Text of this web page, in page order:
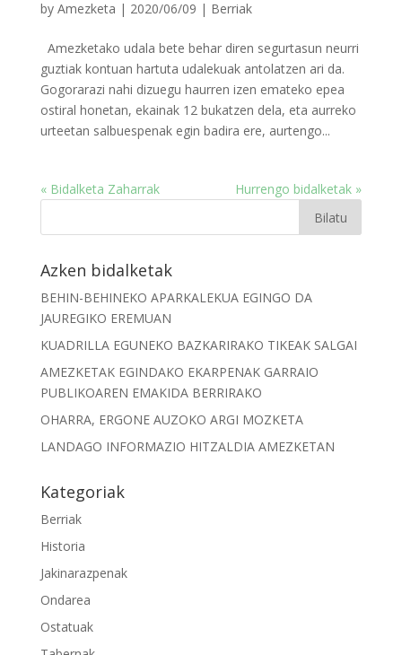
by Amezketa | 2020/06/09 | Berriak
Amezketako udala bete behar diren segurtasun neurri
guztiak kontuan hartuta udalekuak antolatzen ari da.
Gogorarazi nahi dizuegu haurren izen emateko epea
ostiral honetan, ekainak 12 bukatzen dela, eta aurreko
urteetan salbuespenak egin badira ere, aurtengo...
« Bidalketa Zaharrak Hurrengo bidalketak »
Azken bidalketak
BEHIN-BEHINEKO APARKALEKUA EGINGO DA
JAUREGIKO EREMUAN
KUADRILLA EGUNEKO BAZKARIRAKO TIKEAK SALGAI
AMEZKETAK EGINDAKO EKARPENAK GARRAIO
PUBLIKOAREN EMAKIDA BERRIRAKO
OHARRA, ERGONE AUZOKO ARGI MOZKETA
LANDAGO INFORMAZIO HITZALDIA AMEZKETAN
Kategoriak
Berriak
Historia
Jakinarazpenak
Ondarea
Ostatuak